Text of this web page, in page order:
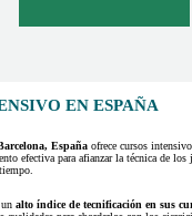
EN ESPAÑA
España ofrece cursos
efectiva para afianzar la técnica de
alto índice de tecnificación en sus